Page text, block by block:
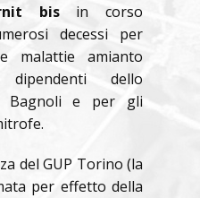
bisin corso
decessi per
malattie amianto
dello
Bagnoli e per gli
del GUP Torino (la
per effetto della